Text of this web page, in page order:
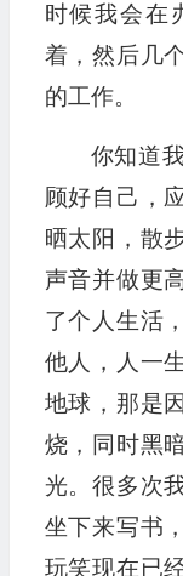
时候我会在
着，然后几
的工作。
你知道
顾好自己，
晒太阳，散
声音并做更
了个人生活
他人，人一
地球，那是
烧，同时黑
光。很多次
坐下来写书
玩笑现在已